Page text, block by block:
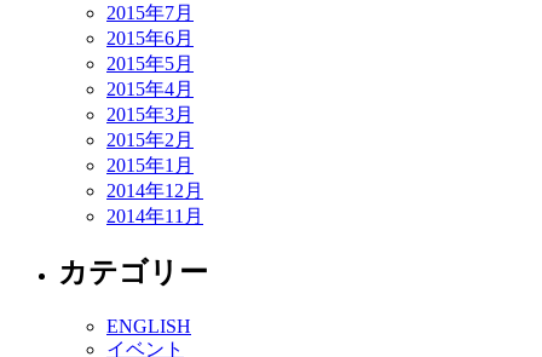
2015年7月
2015年6月
2015年5月
2015年4月
2015年3月
2015年2月
2015年1月
2014年12月
2014年11月
カテゴリー
ENGLISH
イベント